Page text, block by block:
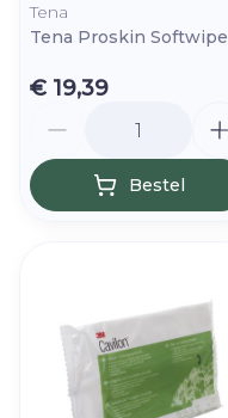
Tena
Tena Proskin Softwipe
€ 19,39
Bestel